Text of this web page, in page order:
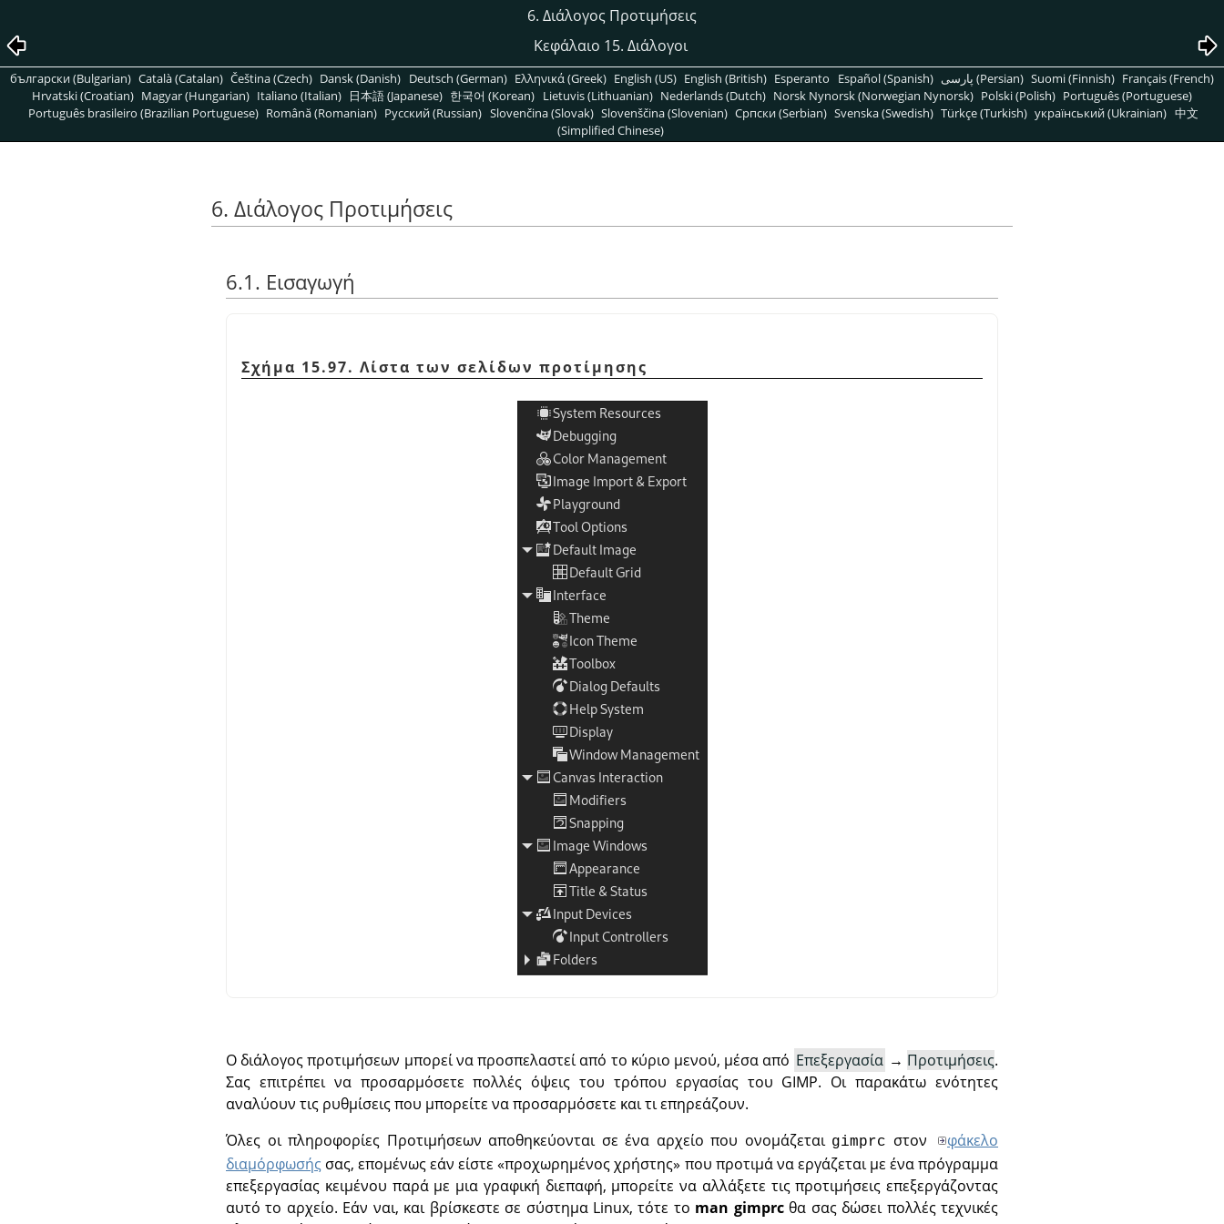
6. Διάλογος Προτιμήσεις
Κεφάλαιο 15. Διάλογοι
български (Bulgarian) Català (Catalan) Čeština (Czech) Dansk (Danish) Deutsch (German) Ελληνικά (Greek) English (US) English (British) Esperanto Español (Spanish) پارسی (Persian) Suomi (Finnish) Français (French)
Hrvatski (Croatian) Magyar (Hungarian) Italiano (Italian) 日本語 (Japanese) 한국어 (Korean) Lietuvis (Lithuanian) Nederlands (Dutch) Norsk Nynorsk (Norwegian Nynorsk) Polski (Polish) Português (Portuguese)
Português brasileiro (Brazilian Portuguese) Română (Romanian) Pусский (Russian) Slovenčina (Slovak) Slovenščina (Slovenian) Српски (Serbian) Svenska (Swedish) Türkçe (Turkish) український (Ukrainian) 中文
(Simplified Chinese)
6. Διάλογος Προτιμήσεις
6.1. Εισαγωγή
Σχήμα 15.97. Λίστα των σελίδων προτίμησης
Ο διάλογος προτιμήσεων μπορεί να προσπελαστεί από το κύριο μενού, μέσα από Επεξεργασία → Προτιμήσεις.
Σας επιτρέπει να προσαρμόσετε πολλές όψεις του τρόπου εργασίας του GIMP. Οι παρακάτω ενότητες
αναλύουν τις ρυθμίσεις που μπορείτε να προσαρμόσετε και τι επηρεάζουν.
Όλες οι πληροφορίες Προτιμήσεων αποθηκεύονται σε ένα αρχείο που ονομάζεται gimprc στον
φάκελο
διαμόρφωσής σας, επομένως εάν είστε«προχωρημένος χρήστης» που προτιμά να εργάζεται με ένα πρόγραμμα
επεξεργασίας κειμένου παρά με μια γραφική διεπαφή, μπορείτε να αλλάξετε τις προτιμήσεις επεξεργάζοντας
αυτό το αρχείο. Εάν ναι, και βρίσκεστε σε σύστημα Linux, τότε το man gimprcθα σας δώσει πολλές τεχνικές